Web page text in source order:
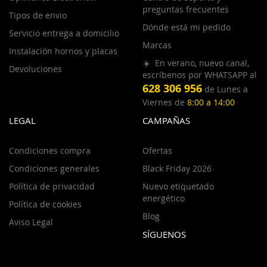
Tipos de envio
Servicio entrega a domicilio
Instalación hornos y placas
Devoluciones
preguntas frecuentes
Dónde está mi pedido
Marcas
☀️ En verano, nuevo canal,
escríbenos por WHATSAPP al
628 306 956 de Lunes a
Viernes de 8:00 a 14:00
LEGAL
Condiciones compra
Condiciones generales
Política de privacidad
Política de cookies
Aviso Legal
CAMPAÑAS
Ofertas
Black Friday 2026
Nuevo etiquetado
energético
Blog
SÍGUENOS